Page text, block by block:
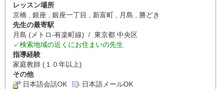
レッスン場所
京橋 , 銀座 , 銀座一丁目 , 新富町 , 月島 , 勝どき
先生の最寄駅
月島 (メトロ-有楽町線) / 東京都 中央区
✓検索地域の近くにお住まいの先生
指導経験
家庭教師 (１０年以上)
その他
日本語会話OK
日本語メールOK